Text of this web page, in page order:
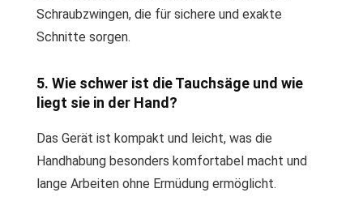
Schraubzwingen, die für sichere und exakte
Schnitte sorgen.
5. Wie schwer ist die Tauchsäge und wie
liegt sie in der Hand?
Das Gerät ist kompakt und leicht, was die
Handhabung besonders komfortabel macht und
lange Arbeiten ohne Ermüdung ermöglicht.